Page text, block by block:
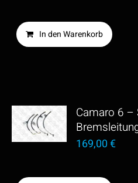
In den Warenkorb
Camaro 6 –
169,00€